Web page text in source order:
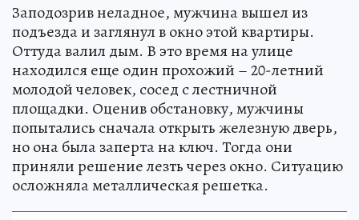
Заподозрив неладное, мужчина вышел из
подъезда и заглянул в окно этой квартиры.
Оттуда валил дым. В это время на улице
находился еще один прохожий – 20-летний
молодой человек, сосед с лестничной
площадки. Оценив обстановку, мужчины
попытались сначала открыть железную дверь,
но она была заперта на ключ. Тогда они
приняли решение лезть через окно. Ситуацию
осложняла металлическая решетка.